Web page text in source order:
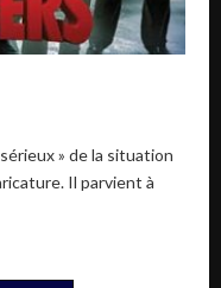
» de la situation
Il parvient à